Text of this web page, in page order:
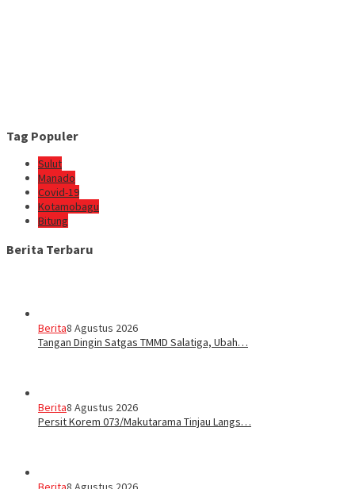
Tag Populer
Sulut
Manado
Covid-19
Kotamobagu
Bitung
Berita Terbaru
Berita8 Agustus 2026
Tangan Dingin Satgas TMMD Salatiga, Ubah…
Berita8 Agustus 2026
Persit Korem 073/Makutarama Tinjau Langs…